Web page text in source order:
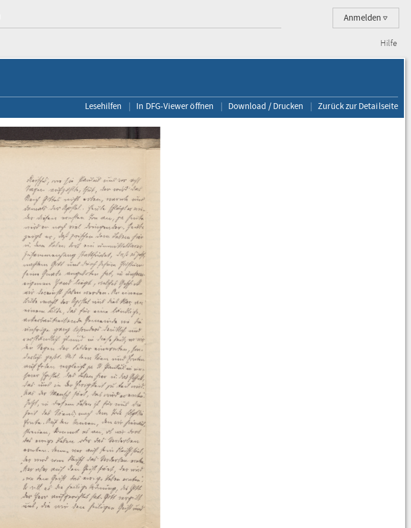
Anmelden
Hilfe
Lesehilfen In DFG-Viewer öffnen Download / Drucken Zurück zur Detailseite